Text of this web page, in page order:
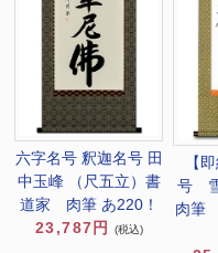
六字名号 釈迦名号 田
中玉峰 （尺五立）書
道家 肉筆 あ220！
23,787円
(税込)
【
号 雪
肉筆